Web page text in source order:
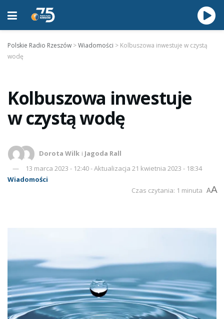
Polskie Radio Rzeszów >Wiadomości > Kolbuszowa inwestuje w czystą
wodę
Kolbuszowa inwestuje
w czystą wodę
Dorota Wilk i Jagoda Rall
13 marca 2023 - 12:40 - Aktualizacja 21 kwietnia 2023 - 18:34
Wiadomości
Czas czytania: 1 minuta AA